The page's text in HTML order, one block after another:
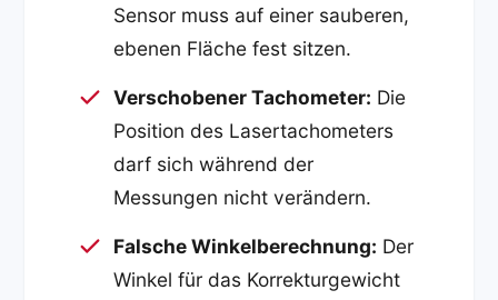
Sensor muss auf einer sauberen,
ebenen Fläche fest sitzen.
Verschobener Tachometer: Die
Position des Lasertachometers
darf sich während der
Messungen nicht verändern.
Falsche Winkelberechnung: Der
Winkel für das Korrekturgewicht